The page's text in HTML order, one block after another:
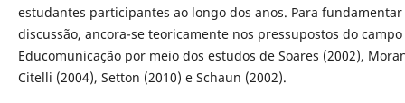
estudantes participantes ao longo dos anos. Para fundamentar
discussão, ancora-se teoricamente nos pressupostos do
Educomunicação por meio dos estudos de Soares (2002),
Citelli (2004), Setton (2010) e Schaun (2002).